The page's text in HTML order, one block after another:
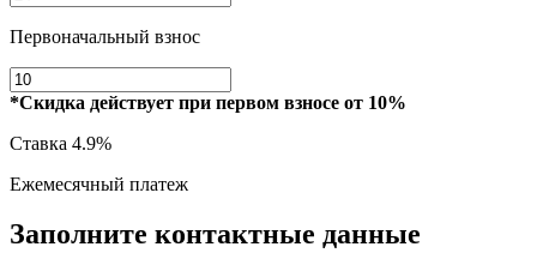
Первоначальный взнос
*Скидка действует при первом взносе от 10%
Ставка 4.9%
Ежемесячный платеж
Заполните контактные данные